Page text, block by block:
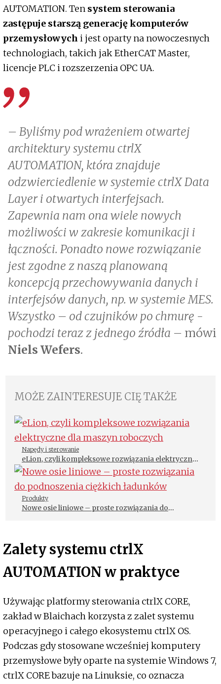
AUTOMATION. Ten system sterowania
zastępuje starszą generację komputerów
przemysłowych i jest oparty na nowoczesnych
technologiach, takich jak EtherCAT Master,
licencje PLC i rozszerzenia OPC UA.
– Byliśmy pod wrażeniem otwartej
architektury systemu ctrlX
AUTOMATION, która znajduje
odzwierciedlenie w systemie ctrlX Data
Layer i otwartych interfejsach.
Zapewnia nam ona wiele nowych
możliwości w zakresie komunikacji i
łączności. Ponadto nowe rozwiązanie
jest zgodne z naszą planowaną
koncepcją przechowywania danych i
interfejsów danych, np. w systemie MES.
Wszystko – od czujników po chmurę -
pochodzi teraz z jednego źródła – mówi
Niels Wefers.
MOŻE ZAINTERESUJE CIĘ TAKŻE
Napędy i sterowanie
eLion, czyli kompleksowe rozwiązania elektryczne
dla maszyn roboczych
Produkty
Nowe osie liniowe – proste rozwiązania do
Zalety systemu ctrlX
AUTOMATION w praktyce
Używając platformy sterowania ctrlX CORE,
zakład w Blaichach korzysta z zalet systemu
operacyjnego i całego ekosystemu ctrlX OS.
Podczas gdy stosowane wcześniej komputery
przemysłowe były oparte na systemie Windows 7,
ctrlX CORE bazuje na Linuksie, co oznacza